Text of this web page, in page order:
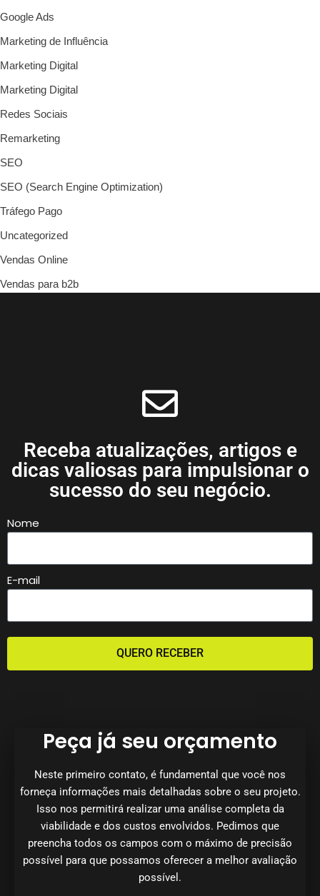
Google Ads
Marketing de Influência
Marketing Digital
Marketing Digital
Redes Sociais
Remarketing
SEO
SEO (Search Engine Optimization)
Tráfego Pago
Uncategorized
Vendas Online
Vendas para b2b
Receba atualizações, artigos e
dicas valiosas para impulsionar o
sucesso do seu negócio.
Nome
E-mail
QUERO RECEBER
Peça já seu orçamento
Neste primeiro contato, é fundamental que você nos
forneça informações mais detalhadas sobre o seu projeto.
Isso nos permitirá realizar uma análise completa da
viabilidade e dos custos envolvidos. Pedimos que
preencha todos os campos com o máximo de precisão
possível para que possamos oferecer a melhor avaliação
possível.